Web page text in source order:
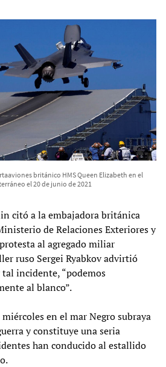
británico HMS Queen Elizabeth en el
el 20 de junio de 2021
citó a la embajadora británica
de Relaciones Exteriores y
al agregado miliar
ruso Sergei Ryabkov advirtió
incidente, “podemos
al blanco”.
en el mar Negro subraya
y constituye una seria
han conducido al estallido